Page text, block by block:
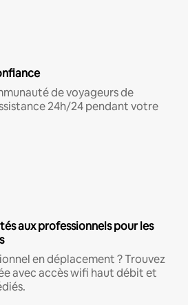
de voyageurs de
24h/24 pendant votre
aux professionnels pour les
en déplacement ? Trouvez
avec accès wifi haut débit et